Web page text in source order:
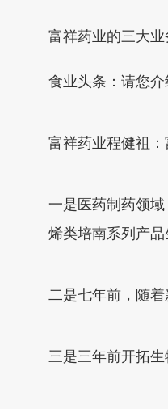
富祥药业的三大
食业头条：请您
富祥药业程健祖
一是医药制药领
烯类培南系列产品
二是七年前，随
三是三年前开拓